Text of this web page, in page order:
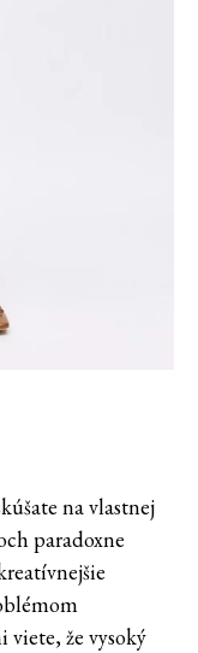
na vlastnej
paradoxne
že vysoký